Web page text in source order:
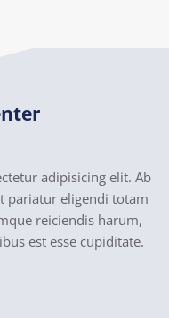
adipisicing elit. Ab
pariatur eligendi totam
reiciendis harum,
est esse cupiditate.